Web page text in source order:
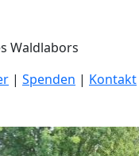
Waldlabors
| Spenden | Kontakt